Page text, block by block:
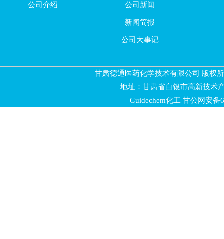
2-碘-3-羧酸甲酯吡嗪
公司介绍 公司新闻
新闻简报
公司大事记
甘肃德通医药化学技术有限公司 版权
地址：甘肃省白银市高新技术
Guidechem化工 甘公网安备